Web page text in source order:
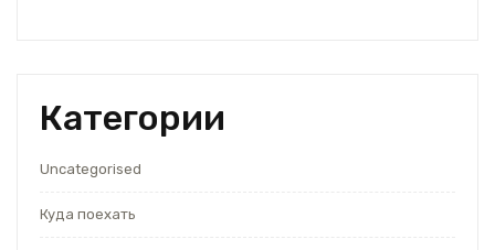
Категории
Uncategorised
Куда поехать